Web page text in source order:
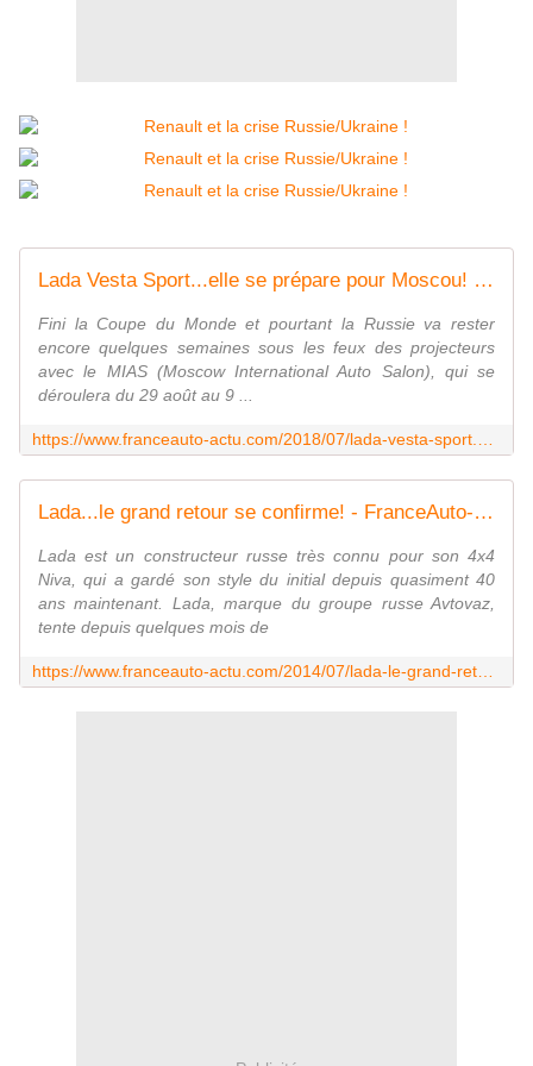
Lada Vesta Sport...elle se prépare pour Moscou! - FranceAuto-actu - actualité automobile régionale et internationale
Fini la Coupe du Monde et pourtant la Russie va rester
encore quelques semaines sous les feux des projecteurs
avec le MIAS (Moscow International Auto Salon), qui se
déroulera du 29 août au 9 ...
Lada...le grand retour se confirme! - FranceAuto-actu - actualité automobile régionale et internationale
Lada est un constructeur russe très connu pour son 4x4
Niva, qui a gardé son style du initial depuis quasiment 40
ans maintenant. Lada, marque du groupe russe Avtovaz,
tente depuis quelques mois de